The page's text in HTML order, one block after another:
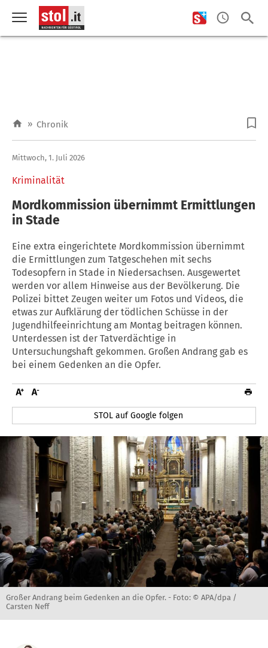
» Chronik
Kriminalität
Mittwoch, 1. Juli 2026
Mordkommission übernimmt Ermittlungen
in Stade
Eine extra eingerichtete Mordkommission übernimmt
die Ermittlungen zum Tatgeschehen mit sechs
Todesopfern in Stade in Niedersachsen. Ausgewertet
werden vor allem Hinweise aus der Bevölkerung. Die
Polizei bittet Zeugen weiter um Fotos und Videos, die
etwas zur Aufklärung der tödlichen Schüsse in der
Jugendhilfeeinrichtung am Montag beitragen können.
Unterdessen ist der Tatverdächtige in
Untersuchungshaft gekommen. Großen Andrang gab es
bei einem Gedenken an die Opfer.
STOL auf Google folgen
Großer Andrang beim Gedenken an die Opfer. - Foto: © APA/dpa /
Carsten Neff